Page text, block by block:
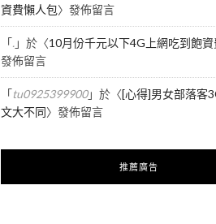
資費懶人包〉發佈留言
「.」於〈10月份千元以下4G上網吃到飽
發佈留言
「tu0925399900」於〈[心得]男女部落客
文大不同〉發佈留言
推薦廣告